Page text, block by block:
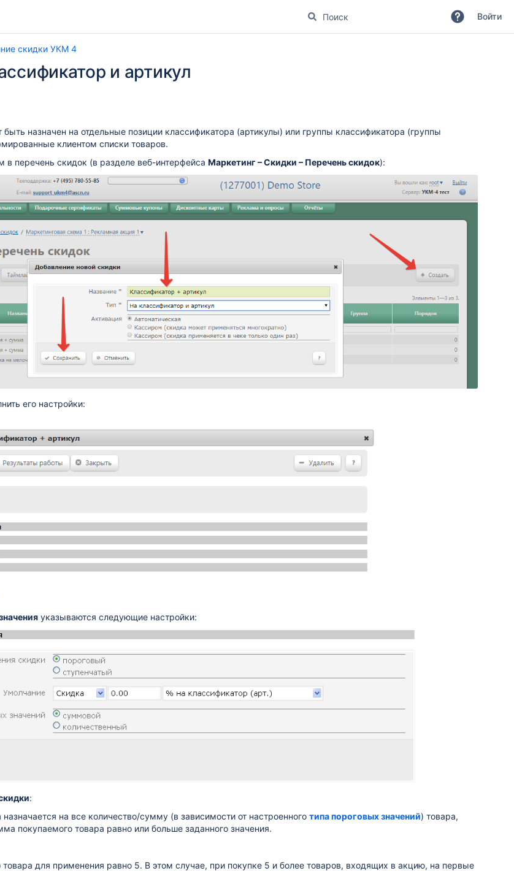
Войти
скидки УКМ 4
и артикул
назначен на отдельные позиции классификатора (артикулы) или группы классификатора (группы
клиентом списки товаров.
в перечень скидок (в разделе веб-интерфейса Маркетинг – Скидки – Перечень скидок):
его настройки:
указываются следующие настройки:
:
назначается на все количество/сумму (в зависимости от настроенного типа пороговых значений) товара,
покупаемого товара равно или больше заданного значения.
товара для применения равно 5. В этом случае, при покупке 5 и более товаров, входящих в акцию, на первые